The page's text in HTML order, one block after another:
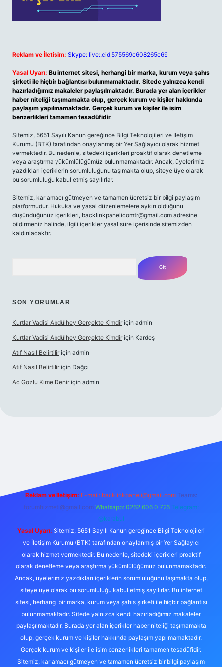
Reklam ve İletişim: Skype: live:.cid.575569c608265c69
Yasal Uyarı: Bu internet sitesi, herhangi bir marka, kurum veya şahıs
şirketi ile hiçbir bağlantısı bulunmamaktadır. Sitede yalnızca kendi
hazırladığımız makaleler paylaşılmaktadır. Burada yer alan içerikler
haber niteliği taşımamakta olup, gerçek kurum ve kişiler hakkında
paylaşım yapılmamaktadır. Gerçek kurum ve kişiler ile isim
benzerlikleri tamamen tesadüfidir.
Sitemiz, 5651 Sayılı Kanun gereğince Bilgi Teknolojileri ve İletişim
Kurumu (BTK) tarafından onaylanmış bir Yer Sağlayıcı olarak hizmet
vermektedir. Bu nedenle, sitedeki içerikleri proaktif olarak denetleme
veya araştırma yükümlülüğümüz bulunmamaktadır. Ancak, üyelerimiz
yazdıkları içeriklerin sorumluluğunu taşımakta olup, siteye üye olarak
bu sorumluluğu kabul etmiş sayılırlar.
Sitemiz, kar amacı gütmeyen ve tamamen ücretsiz bir bilgi paylaşım
platformudur. Hukuka ve yasal düzenlemelere aykırı olduğunu
düşündüğünüz içerikleri, backlinkpanelicomtr@gmail.com adresine
bildirmeniz halinde, ilgili içerikler yasal süre içerisinde sitemizden
kaldırılacaktır.
SON YORUMLAR
Kurtlar Vadisi Abdülhey Gerçekte Kimdir için admin
Kurtlar Vadisi Abdülhey Gerçekte Kimdir için Kardeş
Atıf Nasıl Belirtilir için admin
Atıf Nasıl Belirtilir için Dağcı
Ac Gozlu Kime Denir için admin
Reklam ve İletişim: E-mail: backlinkpaneli@gmail.com Teams:
forumhizmeti@gmail.com Whatsapp: 0262 606 0 726 Telegram:
@karabul
Yasal Uyarı: Sitemiz, 5651 Sayılı Kanun gereğince Bilgi Teknolojileri
ve İletişim Kurumu (BTK) tarafından onaylanmış bir Yer Sağlayıcı
olarak hizmet vermektedir. Bu nedenle, sitedeki içerikleri proaktif
olarak denetleme veya araştırma yükümlülüğümüz bulunmamaktadır.
Ancak, üyelerimiz yazdıkları içeriklerin sorumluluğunu taşımakta olup,
siteye üye olarak bu sorumluluğu kabul etmiş sayılırlar. Bu internet
sitesi, herhangi bir marka, kurum veya şahıs şirketi ile hiçbir bağlantısı
bulunmamaktadır. Sitede yalnızca kendi hazırladığımız makaleler
paylaşılmaktadır. Burada yer alan içerikler haber niteliği taşımamakta
olup, gerçek kurum ve kişiler hakkında paylaşım yapılmamaktadır.
Gerçek kurum ve kişiler ile isim benzerlikleri tamamen tesadüfidir.
Sitemiz, kar amacı gütmeyen ve tamamen ücretsiz bir bilgi paylaşım